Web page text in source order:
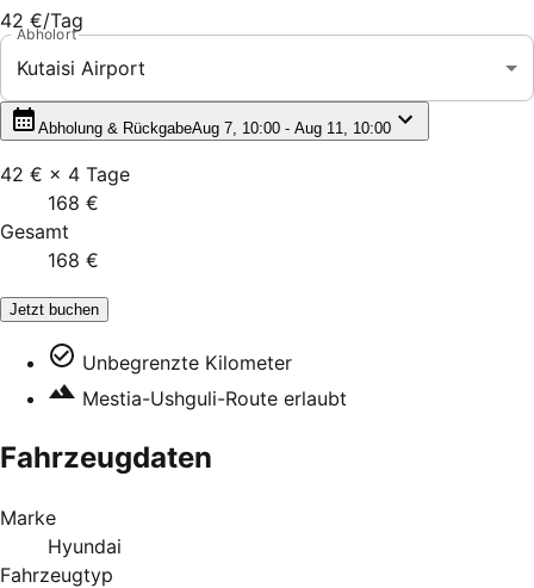
42 €/Tag
Abholort
Kutaisi Airport
Abholung & RückgabeAug 7, 10:00 - Aug 11, 10:00
42 € × 4 Tage
168 €
Gesamt
168 €
Jetzt buchen
Unbegrenzte Kilometer
Mestia-Ushguli-Route erlaubt
Fahrzeugdaten
Marke
Hyundai
Fahrzeugtyp